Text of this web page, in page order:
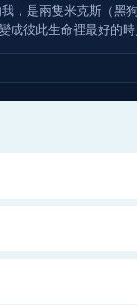
，是兩隻米克斯（
彼此生命裡最好的時